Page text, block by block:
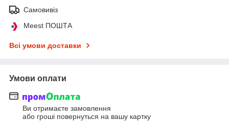
Самовивіз
Meest ПОШТА
Всі умови доставки
Умови оплати
Ви отримаєте замовлення
або гроші повернуться на вашу картку